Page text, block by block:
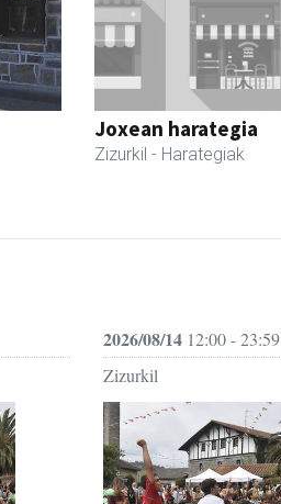
Joxean harategia
Zizurkil - Harategiak
2026/08/1412:00 - 23:59
Zizurkil